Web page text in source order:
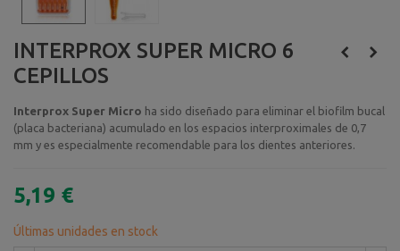
INTERPROX SUPER MICRO 6
CEPILLOS
Interprox Super Micro ha sido diseñado para eliminar el biofilm bucal
(placa bacteriana) acumulado en los espacios interproximales de 0,7
mm y es especialmente recomendable para los dientes anteriores.
5,19 €
Últimas unidades en stock